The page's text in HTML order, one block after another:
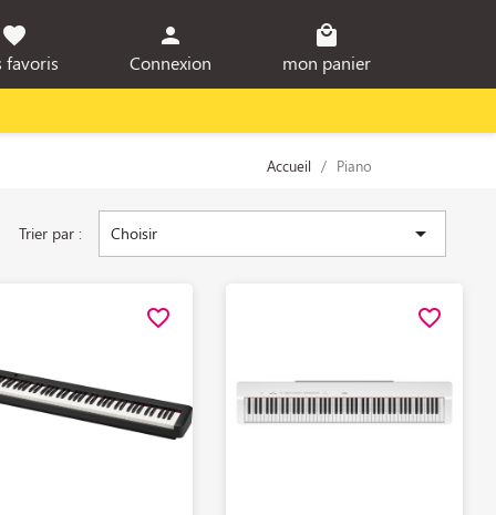
favorite
favoris
person
Connexion
local_mall
mon panier
Accueil Piano
Trier par : Choisir 
favorite_border favorite_border